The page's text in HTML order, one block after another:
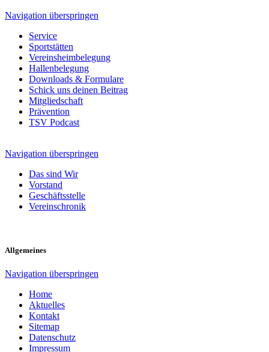
Navigation überspringen
Service
Sportstätten
Vereinsheimbelegung
Hallenbelegung
Downloads & Formulare
Schick uns deinen Beitrag
Mitgliedschaft
Prävention
TSV Podcast
Navigation überspringen
Das sind Wir
Vorstand
Geschäftsstelle
Vereinschronik
Allgemeines
Navigation überspringen
Home
Aktuelles
Kontakt
Sitemap
Datenschutz
Impressum